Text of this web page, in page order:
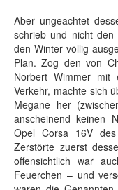
Aber ungeachtet
schrieb und nicht
den Winter völlig
Plan. Zog den von
Norbert Wimmer mit
Verkehr, machte sich
Megane her
anscheinend keinen
Opel Corsa 16V
Zerstörte zuerst
offensichtlich war
Feuerchen – und